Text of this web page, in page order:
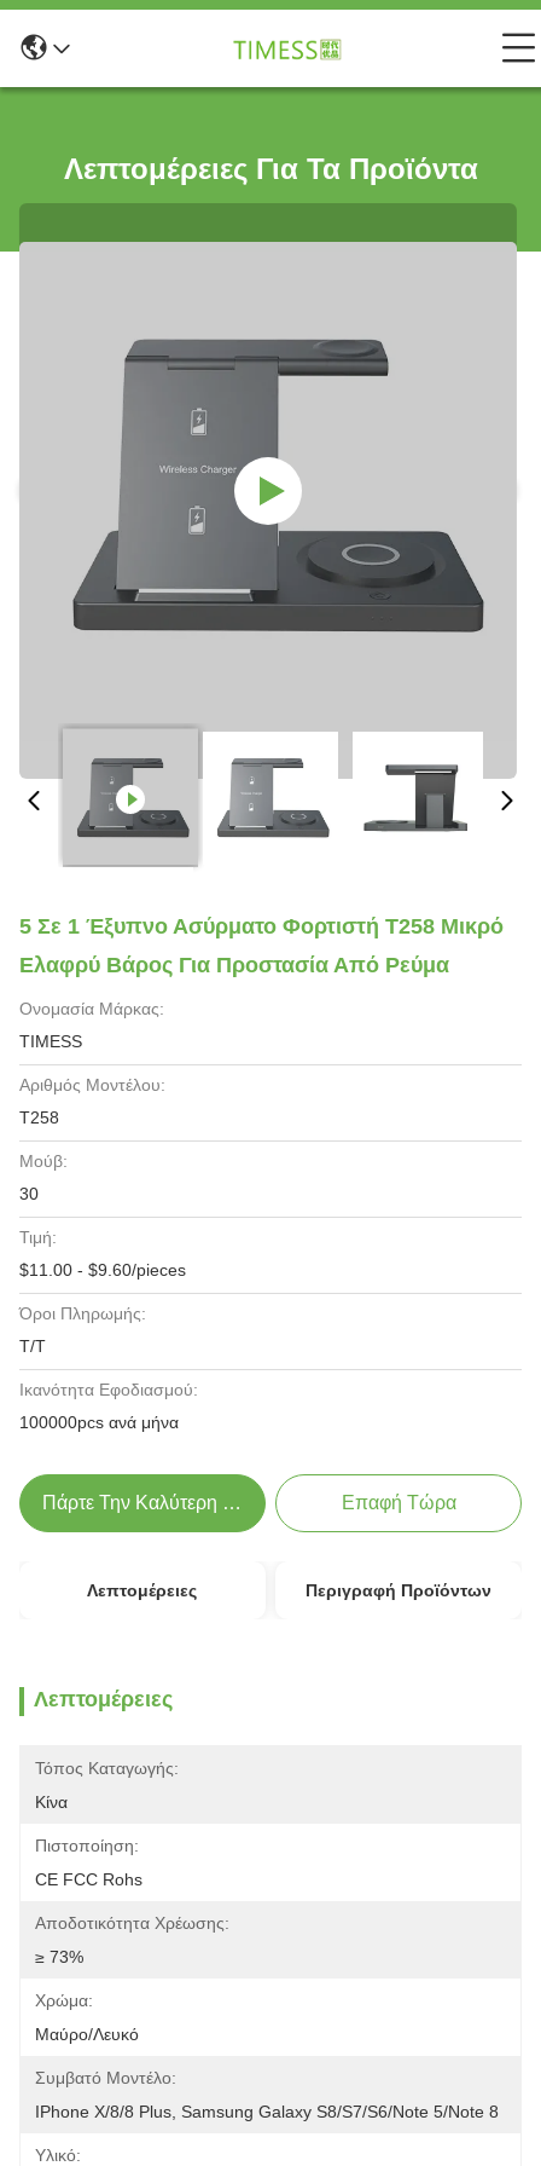
Λεπτομέρειες Για Τα Προϊόντα
5 Σε 1 Έξυπνο Ασύρματο Φορτιστή T258 Μικρό
Ελαφρύ Βάρος Για Προστασία Από Ρεύμα
Ονομασία Μάρκας:
TIMESS
Αριθμός Μοντέλου:
Τ258
Μούβ:
30
Τιμή:
$11.00 - $9.60/pieces
Όροι Πληρωμής:
Τ/Τ
Ικανότητα Εφοδιασμού:
100000pcs ανά μήνα
Πάρτε Την Καλύτερη Τιμή Επαφή Τώρα
Λεπτομέρειες Περιγραφή Προϊόντων
Λεπτομέρειες
Τόπος Καταγωγής:
Κίνα
Πιστοποίηση:
CE FCC Rohs
Αποδοτικότητα Χρέωσης:
≥ 73%
Χρώμα:
Μαύρο/Λευκό
Συμβατό Μοντέλο:
IPhone X/8/8 Plus, Samsung Galaxy S8/S7/S6/Note 5/Note 8
Υλικό: